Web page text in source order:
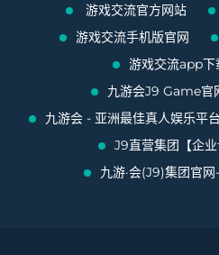
游戏交流官方网站
游戏交流手机版官网
游戏交流app下
九游会J9 Game官
九游会 - 亚洲最佳真人娱乐平台
J9直营集团【企
九游·会(J9)集团官